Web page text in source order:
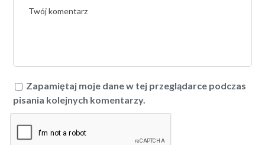
Zapamiętaj moje dane w tej przeglądarce podczas
pisania kolejnych komentarzy.